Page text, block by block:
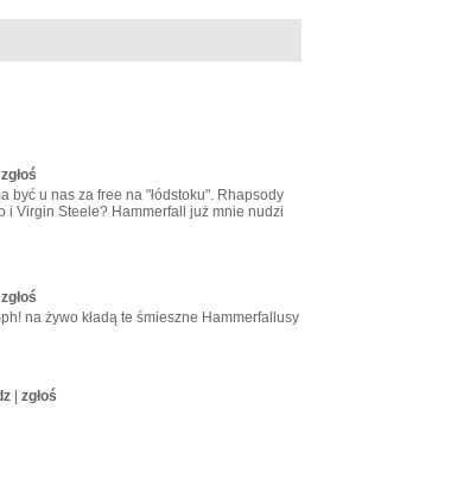
zgłoś
być u nas za free na "łódstoku". Rhapsody
i Virgin Steele? Hammerfall już mnie nudzi
zgłoś
na żywo kładą te śmieszne Hammerfallusy
| zgłoś